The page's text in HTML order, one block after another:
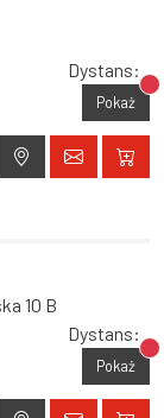
Dystans:
Pokaż
10 B
Dystans:
Pokaż